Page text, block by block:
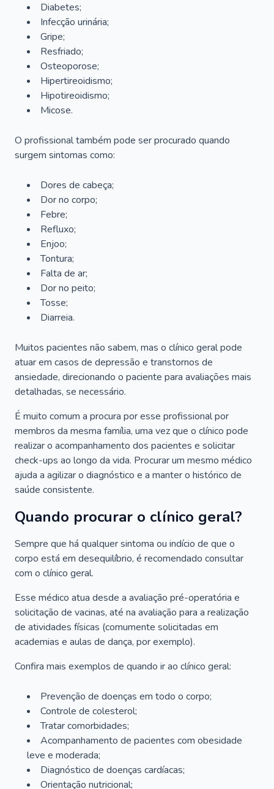
Diabetes;
Infecção urinária;
Gripe;
Resfriado;
Osteoporose;
Hipertireoidismo;
Hipotireoidismo;
Micose.
O profissional também pode ser procurado quando
surgem sintomas como:
Dores de cabeça;
Dor no corpo;
Febre;
Refluxo;
Enjoo;
Tontura;
Falta de ar;
Dor no peito;
Tosse;
Diarreia.
Muitos pacientes não sabem, mas o clínico geral pode
atuar em casos de depressão e transtornos de
ansiedade, direcionando o paciente para avaliações mais
detalhadas, se necessário.
É muito comum a procura por esse profissional por
membros da mesma família, uma vez que o clínico pode
realizar o acompanhamento dos pacientes e solicitar
check-ups ao longo da vida. Procurar um mesmo médico
ajuda a agilizar o diagnóstico e a manter o histórico de
saúde consistente.
Quando procurar o clínico geral?
Sempre que há qualquer sintoma ou indício de que o
corpo está em desequilíbrio, é recomendado consultar
com o clínico geral.
Esse médico atua desde a avaliação pré-operatória e
solicitação de vacinas, até na avaliação para a realização
de atividades físicas (comumente solicitadas em
academias e aulas de dança, por exemplo).
Confira mais exemplos de quando ir ao clínico geral:
Prevenção de doenças em todo o corpo;
Controle de colesterol;
Tratar comorbidades;
Acompanhamento de pacientes com obesidade
leve e moderada;
Diagnóstico de doenças cardíacas;
Orientação nutricional;